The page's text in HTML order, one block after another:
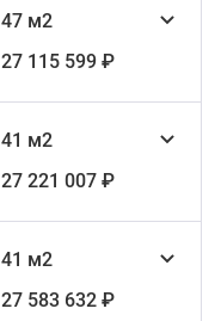
47 м2
27 115 599 ₽
41 м2
27 221 007 ₽
41 м2
27 583 632 ₽